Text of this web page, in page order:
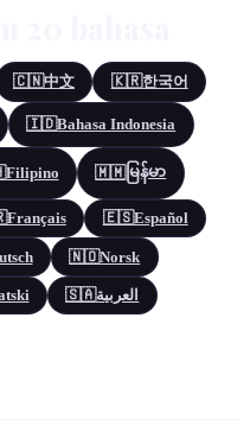
🇨🇳中文 🇰🇷한국어
🇮🇩Bahasa Indonesia
Filipino 🇲🇲မြန်မာ
Français 🇪🇸Español
🇳🇴Norsk
🇸🇦العربية